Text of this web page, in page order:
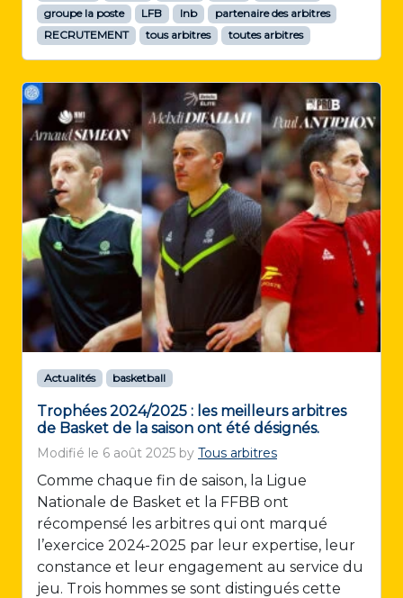
groupe la poste
LFB lnb
partenaire des arbitres
RECRUTEMENT
tous arbitres toutes arbitres
Actualités basketball
Trophées 2024/2025 : les meilleurs arbitres
de Basket de la saison ont été désignés.
Modifié le 6 août 2025 by Tous arbitres
Comme chaque fin de saison, la Ligue
Nationale de Basket et la FFBB ont
récompensé les arbitres qui ont marqué
l’exercice 2024-2025 par leur expertise, leur
constance et leur engagement au service du
jeu. Trois hommes se sont distingués cette